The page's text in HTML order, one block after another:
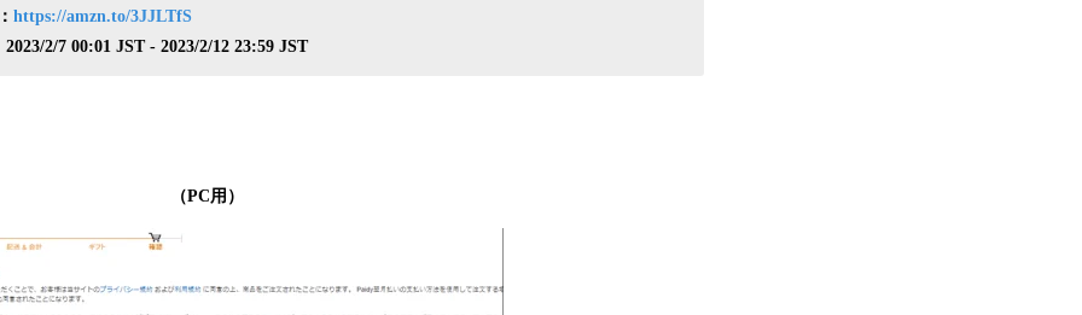
https://amzn.to/3JJLTfS
2/7 00:01 JST - 2023/2/12 23:59 JST
用）